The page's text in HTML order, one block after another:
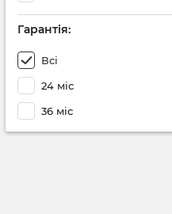
Гарантiя:
Всі
24 міс
36 мiс